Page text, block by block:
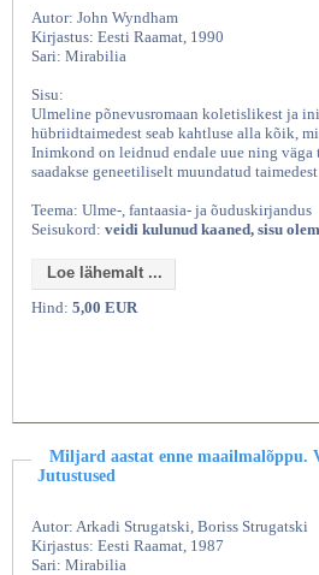
Autor: John Wyndham
Kirjastus: Eesti Raamat, 1990
Sari: Mirabilia
Sisu:
Ulmeline põnevusromaan koletislikest ja
hübriidtaimedest seab kahtluse alla kõik,
Inimkond on leidnud endale uue ning
saadakse geneetiliselt muundatud
Teema: Ulme-, fantaasia- ja õuduskirjandus
Seisukord: veidi kulunud kaaned, sisu
Loe lähemalt ...
Hind: 5,00 EUR
Miljard aastat enne maailmalõppu.
Jutustused
Autor: Arkadi Strugatski, Boriss Strugatski
Kirjastus: Eesti Raamat, 1987
Sari: Mirabilia